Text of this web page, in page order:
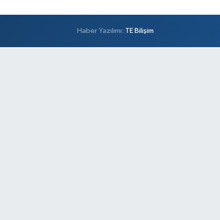
Haber Yazılımı: TE Bilişim